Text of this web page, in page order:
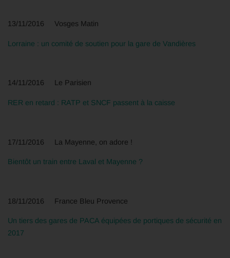
13/11/2016 Vosges Matin
Lorraine : un comité de soutien pour la gare de Vandières
14/11/2016 Le Parisien
RER en retard : RATP et SNCF passent à la caisse
17/11/2016 La Mayenne, on adore !
Bientôt un train entre Laval et Mayenne ?
18/11/2016 France Bleu Provence
Un tiers des gares de PACA équipées de portiques de sécurité en
2017